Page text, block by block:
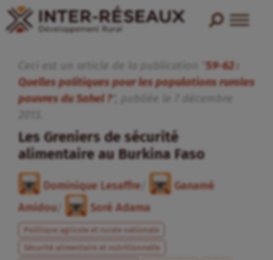
59-62 :
Quelles politiques pour les populations rurales
pauvres du Sahel ?", publiée
Les Greniers de sécurité
alimentaire au Burkina Faso
Dominique Lesaffre
Ganamé
Amidou/ Soré Adama
Politique agricole et rurale nationale
Sécurité alimentaire et nutritionnelle